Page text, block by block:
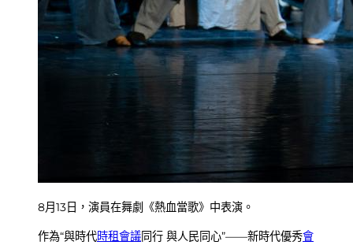
8月13日，演員在舞劇《熱血當歌》中表演。
作為“與時代時租會議同行 與人民同心”——新時代優秀會